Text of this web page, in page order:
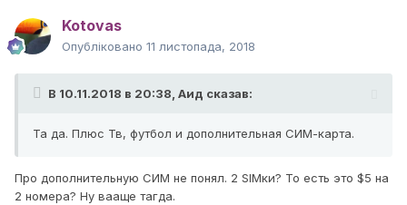
Kotovas
Опубліковано 11 листопада, 2018
В 10.11.2018 в 20:38, Аид сказав:
Та да. Плюс Тв, футбол и дополнительная СИМ-карта.
Про дополнительную СИМ не понял. 2 SIMки? То есть это $5 на
2 номера? Ну вааще тагда.